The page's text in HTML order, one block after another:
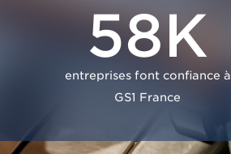
58K
entreprises font confiance à
GS1 France